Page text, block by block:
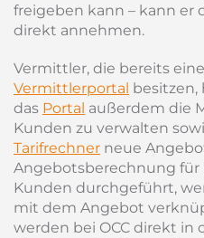
freigeben kann – kann er
direkt annehmen.
Vermittler, die bereits
Vermittlerportal besitzen,
das Portal außerdem die
Kunden zu verwalten
Tarifrechner neue
Angebotsberechnung
Kunden durchgeführt,
mit dem Angebot
werden bei OCC direkt in